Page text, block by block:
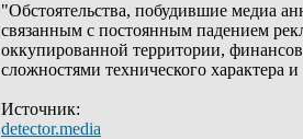
"Обстоятельства, побудившие медиа
связанным с постоянным падением
оккупированной территории,
сложностями технического характера и
Источник:
detector.media